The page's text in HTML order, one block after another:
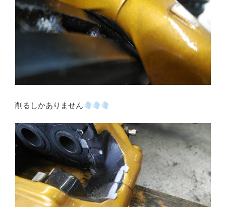
削るしかありません